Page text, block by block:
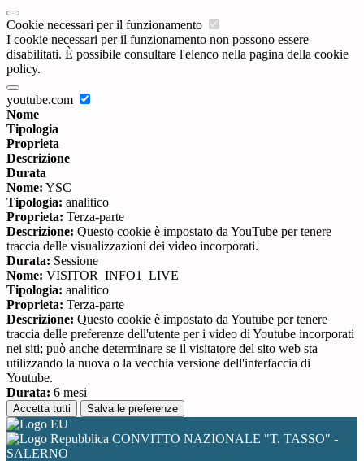
Cookie necessari per il funzionamento
I cookie necessari per il funzionamento non possono essere
disabilitati. È possibile consultare l'elenco nella pagina della cookie
policy.
youtube.com
Nome
Tipologia
Proprieta
Descrizione
Durata
Nome: YSC
Tipologia: analitico
Proprieta: Terza-parte
Descrizione: Questo cookie è impostato da YouTube per tenere
traccia delle visualizzazioni dei video incorporati.
Durata: Sessione
Nome: VISITOR_INFO1_LIVE
Tipologia: analitico
Proprieta: Terza-parte
Descrizione: Questo cookie è impostato da Youtube per tenere
traccia delle preferenze dell'utente per i video di Youtube incorporati
nei siti; può anche determinare se il visitatore del sito web sta
utilizzando la nuova o la vecchia versione dell'interfaccia di
Youtube.
Durata: 6 mesi
Accetta tutti Salva le preferenze
CONVITTO NAZIONALE "T. TASSO" -
SALERNO